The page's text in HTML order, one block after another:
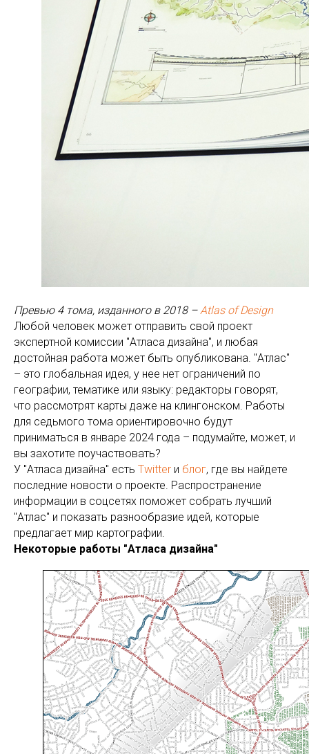
Превью 4 тома, изданного в 2018 –Atlas of Design
Любой человек может отправить свой проект
экспертной комиссии "Атласа дизайна", и любая
достойная работа может быть опубликована. "Атлас"
– это глобальная идея, у нее нет ограничений по
географии, тематике или языку: редакторы говорят,
что рассмотрят карты даже на клингонском. Работы
для седьмого тома ориентировочно будут
приниматься в январе 2024 года – подумайте, может, и
вы захотите поучаствовать?
У "Атласа дизайна" есть Twitter и блог, где вы найдете
последние новости о проекте. Распространение
информации в соцсетях поможет собрать лучший
"Атлас" и показать разнообразие идей, которые
предлагает мир картографии.
Некоторые работы "Атласа дизайна"